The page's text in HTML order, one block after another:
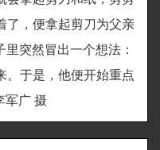
了，便拿起剪刀为父亲
突然冒出一个想法：
。于是，他便开始重点
军广 摄